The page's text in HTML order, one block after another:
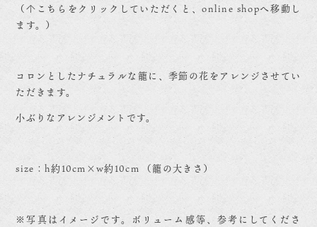
（↑こちらをクリックしていただくと、online shopへ移動し
ます。）
コロンとしたナチュラルな籠に、季節の花をアレンジさせてい
ただきます。
小ぶりなアレンジメントです。
size：h約10cm×w約10cm （籠の大きさ）
※写真はイメージです。ボリューム感等、参考にしてくださ